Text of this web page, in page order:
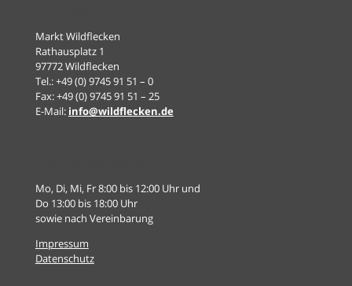
Markt Wildflecken
Rathausplatz 1
97772 Wildflecken
Tel.: +49 (0) 9745 91 51 – 0
Fax: +49 (0) 9745 91 51 – 25
E-Mail: info@wildflecken.de
Mo, Di, Mi, Fr 8:00 bis 12:00 Uhr und
Do 13:00 bis 18:00 Uhr
sowie nach Vereinbarung
Impressum
Datenschutz